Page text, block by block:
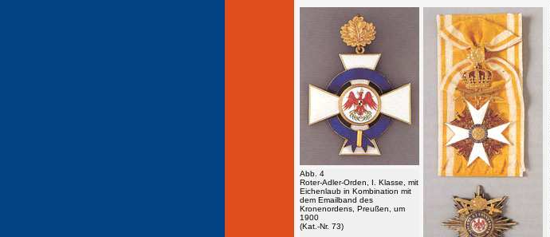
Abb. 4
Roter-Adler-Orden, I. Klasse, mit
Eichenlaub in Kombination mit
dem Emailband des
Kronenordens, Preußen, um
1900
(Kat.-Nr. 73)